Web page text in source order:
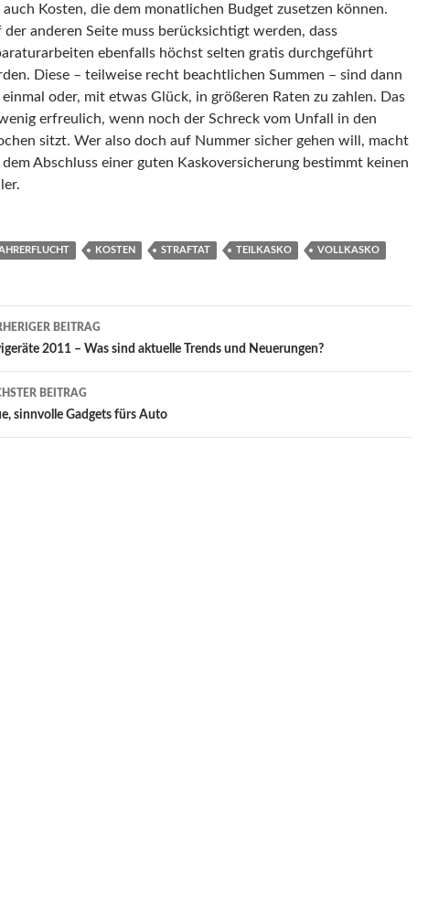
auch Kosten, die dem monatlichen Budget zusetzen können.
der anderen Seite muss berücksichtigt werden, dass
ebenfalls höchst selten gratis durchgeführt
Diese – teilweise recht beachtlichen Summen – sind dann
oder, mit etwas Glück, in größeren Raten zu zahlen. Das
erfreulich, wenn noch der Schreck vom Unfall in den
sitzt. Wer also doch auf Nummer sicher gehen will, macht
Abschluss einer guten Kaskoversicherung bestimmt keinen
KOSTEN STRAFTAT TEILKASKO VOLLKASKO
BEITRAG
2011 – Was sind aktuelle Trends und Neuerungen?
BEITRAG
sinnvolle Gadgets fürs Auto